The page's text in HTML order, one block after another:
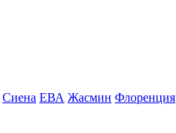
Сиена ЕВА Жасмин Флоренция